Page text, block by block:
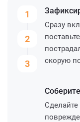
1
2
3
Сразу
скорую
Соберите